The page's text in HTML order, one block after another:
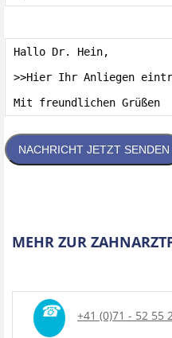
NACHRICHT JETZT SENDEN
MEHR ZUR
☎ +41 (0)71 - 52 55